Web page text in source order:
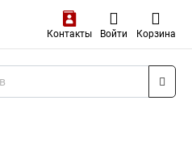
Контакты Войти Корзина